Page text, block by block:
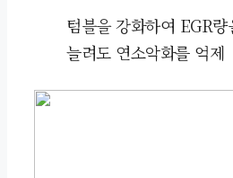
텀블을 강화하여 EGR량
늘려도 연소악화를 억제